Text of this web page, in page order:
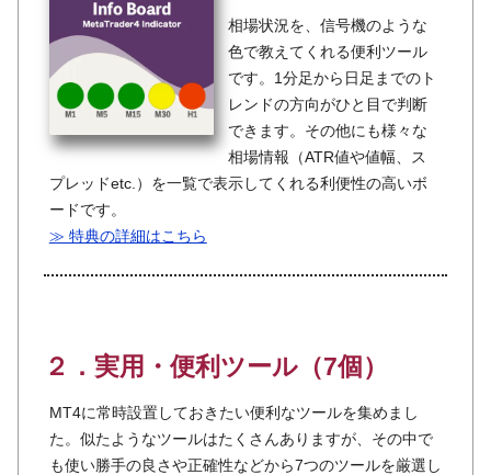
相場状況を、信号機のような
色で教えてくれる便利ツール
です。1分足から日足までのト
レンドの方向がひと目で判断
できます。その他にも様々な
相場情報（ATR値や値幅、ス
プレッドetc.）を一覧で表示してくれる利便性の高いボ
ードです。
≫ 特典の詳細はこちら
２．実用・便利ツール（7個）
MT4に常時設置しておきたい便利なツールを集めまし
た。似たようなツールはたくさんありますが、その中で
も使い勝手の良さや正確性などから7つのツールを厳選し